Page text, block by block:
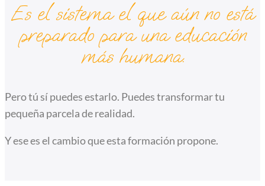
Es el sistema el que aún no está
preparado para una educación
más humana.
Pero tú sí puedes estarlo. Puedes transformar tu
pequeña parcela de realidad.
Y ese es el cambio que esta formación propone.